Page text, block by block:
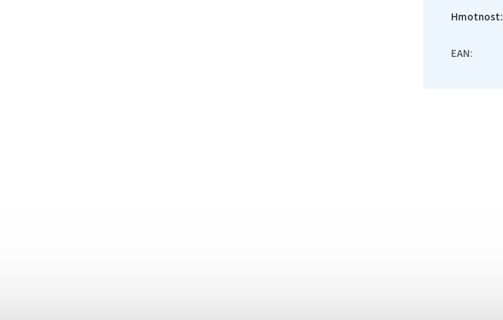
Hmotnost:
EAN: